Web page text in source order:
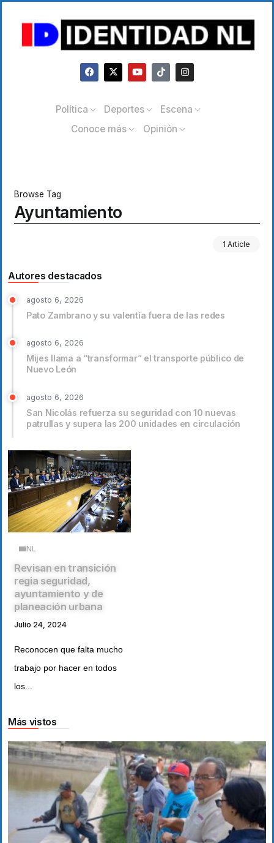
Política Deportes
Escena
Conoce más
Opinión
Browse Tag
Ayuntamiento
1 Article
Autores destacados
agosto 6, 2026
Pato Zambrano y su valentía fuera de las redes
agosto 6, 2026
Mijes llama a “transformar” el transporte público de
Nuevo León
agosto 6, 2026
San Nicolás refuerza su seguridad con 10 nuevas
patrullas y supera las 200 unidades en circulación
NL
Revisan en transición
regia seguridad,
ayuntamiento y de
planeación urbana
Julio 24, 2024
Reconocen que falta mucho
trabajo por hacer en todos
los...
Más vistos